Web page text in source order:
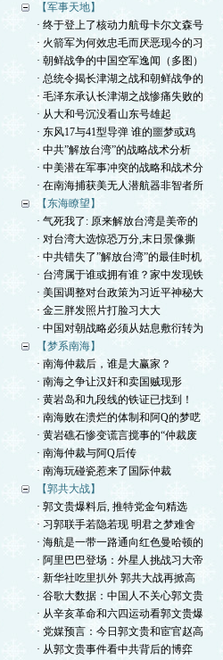
【军事天地】
· 终于登上了核动力航母卡尔文森号
· 火箭军为何效忠毛而厌恶现今的习
· 朝鲜战争的中国空军逸闻（多图）
· 总统令揭长津湖之战和朝鲜战争的
· 毛泽东承认长津湖之战惨痛失败的
· 从大和号沉没看山东号雄起
· 东风17与41型导弹 谁的噩梦或鸡
· 中共”解放台湾”的战略战术分析
· 中美潜在军事冲突的战略和战术分
· 在南海捕获美无人潜航器非智者所
【东海瞭望】
· 气死我了: 原来解放台湾是美帝的
· 对台湾大选惊恐万分,末日景像撕
· 中共错失了”解放台湾”的最佳时机
· 台湾属于谁或拥有谁？家中发现铁
· 美国调整对台政策为习近平神秘大
· 金三胖发照片打脸习大大
· 中国对朝战略必须从姑息敷衍转为
【梦系南海】
· 南海仲裁后，谁是大赢家？
· 南海之争让汉奸和卖国贼现形
· 黄岩岛和九段线的铁证已找到！
· 南海败在溃烂的体制和阿Q的梦呓
· 黄岩礁石惨变谎言搅事的“仲裁废
· 南海仲裁与阿Q后传
· 南海玩碰瓷惹来了国际仲裁
【郭共大战】
· 郭文贵爆料后, 推特党金句精选
· 习郭联手若隐若现 明君之梦难舍
· 海航是一带一路通向红色曼哈顿的
· 阿里巴巴登场：外星人挑战习大帝
· 新华社吃里扒外 郭共大战再掀高
· 谷歌大数据：中国人不关心郭文贵
· 从辛亥革命和六四运动看郭文贵爆
· 党媒预言：今日郭文贵和宦官赵高
· 从郭文贵事件看中共背后的博弈